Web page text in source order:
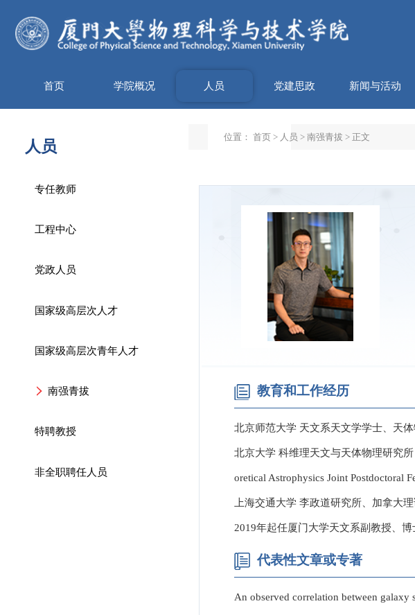
首页 学院概况 人员 党建思政 新闻与活动
人员
专任教师
工程中心
党政人员
国家级高层次人才
国家级高层次青年人才
南强青拔
特聘教授
非全职聘任人员
位置： 首页> 人员 > 南强青拔 > 正文
教育和工作经历
北京师范大学 天文系天文学学士、天
北京大学 科维理天文与天体物理研究
oretical Astrophysics Joint Postdoctoral
上海交通大学 李政道研究所、加拿大
2019年起任厦门大学天文系副教授、
代表性文章或专著
An observed correlation between galaxy